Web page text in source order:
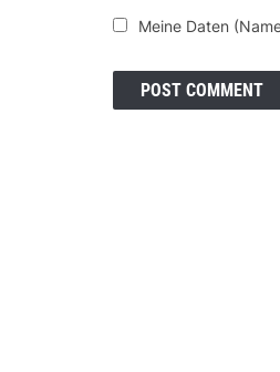
Meine Daten